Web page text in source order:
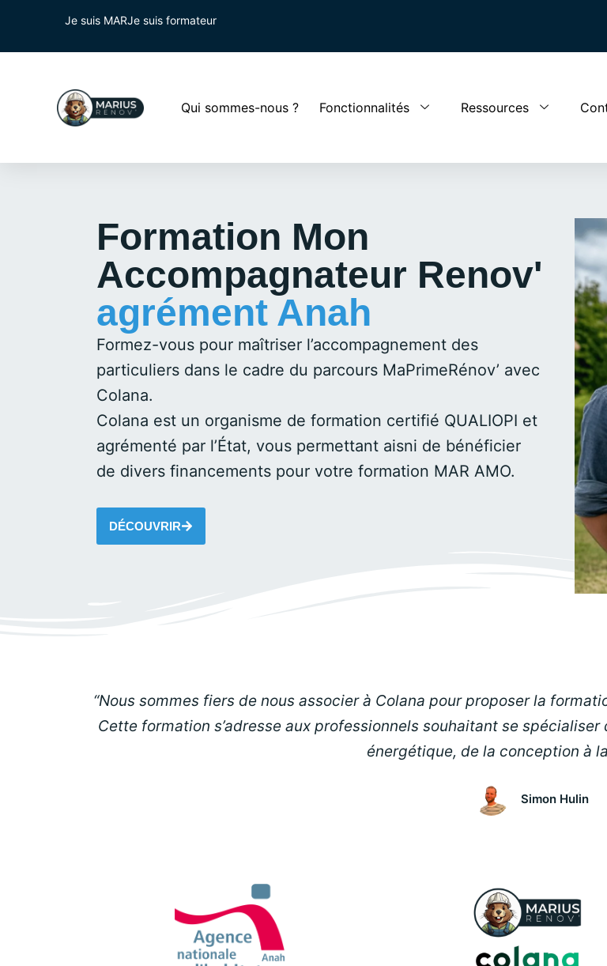
Je suis MARJe suis formateur
Qui sommes-nous ? Fonctionnalités Ressources
Formation Mon
Accompagnateur Renov'
agrément Anah
Formez-vous pour maîtriser l’accompagnement des
particuliers dans le cadre du parcours MaPrimeRénov’ avec
Colana.
Colana est un organisme de formation certifié QUALIOPI et
agrémenté par l’État, vous permettant aisni de bénéficier
de divers financements pour votre formation MAR AMO.
DÉCOUVRIR
“Nous sommes fiers de nous associer à Colana pour proposer la
Cette formation s’adresse aux professionnels souhaitant se
énergétique, de la conception à
Simon Hulin